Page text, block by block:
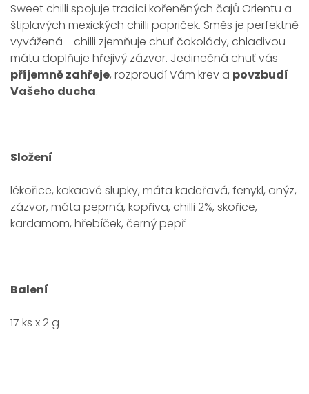
Sweet chilli spojuje tradici kořeněných čajů Orientu a
štiplavých mexických chilli papriček. Směs je perfektně
vyvážená - chilli zjemňuje chuť čokolády, chladivou
mátu doplňuje hřejivý zázvor. Jedinečná chuť vás
příjemně zahřeje, rozproudí Vám krev a povzbudí
Vašeho ducha.
Složení
lékořice, kakaové slupky, máta kadeřavá, fenykl, anýz,
zázvor, máta peprná, kopřiva, chilli 2%, skořice,
kardamom, hřebíček, černý pepř
Balení
17 ks x 2 g